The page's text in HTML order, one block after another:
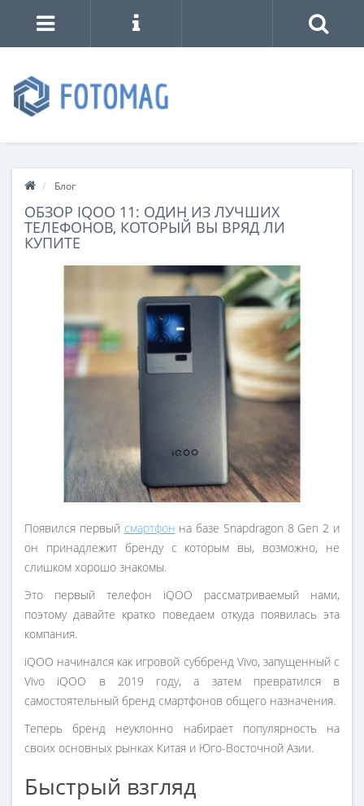
Блог
ОБЗОР IQOO 11: ОДИН ИЗ ЛУЧШИХ
ТЕЛЕФОНОВ, КОТОРЫЙ ВЫ ВРЯД ЛИ
КУПИТЕ
Появился первый смартфон на базе Snapdragon 8 Gen 2 и
он принадлежит бренду с которым вы, возможно, не
слишком хорошо знакомы.
Это первый телефон iQOO рассматриваемый нами,
поэтому давайте кратко поведаем откуда появилась эта
компания.
iQOO начинался как игровой суббренд Vivo, запущенный с
Vivo iQOO в 2019 году, а затем превратился в
самостоятельный бренд смартфонов общего назначения.
Теперь бренд неуклонно набирает популярность на
своих основных рынках Китая и Юго-Восточной Азии.
Быстрый взгляд